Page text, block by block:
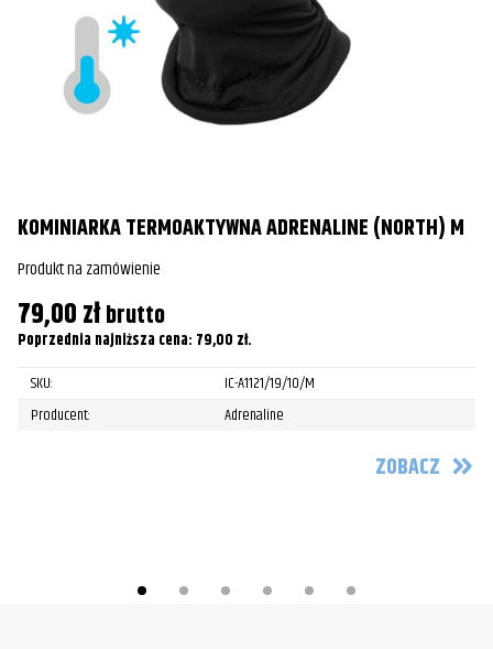
KOMINIARKA TERMOAKTYWNA ADRENALINE (NORTH) M
Produkt na zamówienie
79,00złbrutto
Poprzednia najniższa cena: 79,00 zł.
SKU:
IC-A1121/19/10/M
Producent:
Adrenaline
ZOBACZ